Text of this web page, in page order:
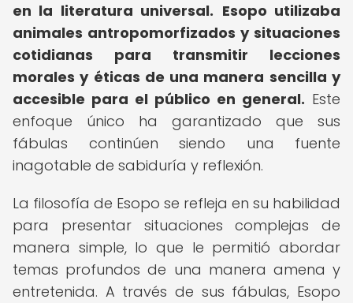
en la literatura universal. Esopo utilizaba
animales antropomorfizados y situaciones
cotidianas para transmitir lecciones
morales y éticas de una manera sencilla y
accesible para el público en general. Este
enfoque único ha garantizado que sus
fábulas continúen siendo una fuente
inagotable de sabiduría y reflexión.
La filosofía de Esopo se refleja en su habilidad
para presentar situaciones complejas de
manera simple, lo que le permitió abordar
temas profundos de una manera amena y
entretenida. A través de sus fábulas, Esopo